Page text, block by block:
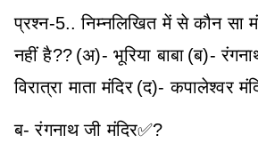
प्रश्न-5.. निम्नलिखित में से कौन सा
नहीं है?? (अ)- भूरिया बाबा (ब)-
विरात्रा माता मंदिर (द)- कपालेश्वर
ब- रंगनाथ जी मंदिर✅?